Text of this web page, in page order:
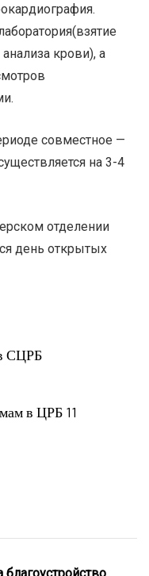
крови), а
совместное —
на 3-4
отделении
день открытых
СЦРБ
в ЦРБ 11